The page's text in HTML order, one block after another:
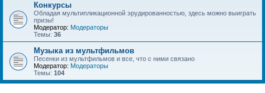
Конкурсы
Обладая мультипликационной эрудированностью, здесь можно выиграть
призы!
Модератор: Модераторы
Темы: 36
Музыка из мультфильмов
Песенки из мультфильмов и все, что с ними связано
Модератор: Модераторы
Темы: 104